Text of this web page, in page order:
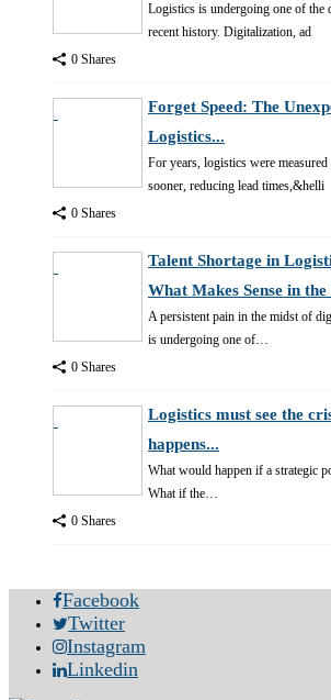
Logistics is undergoing one of the
recent history. Digitalization, ad
0 Shares
Forget Speed: The
Logistics...
For years, logistics were
sooner, reducing lead times,&helli
0 Shares
Talent Shortage in
What Makes Sense in the
A persistent pain in the midst of
is undergoing one of…
0 Shares
Logistics must see the
happens...
What would happen if a strategic
What if the…
0 Shares
Facebook
Twitter
Instagram
Linkedin